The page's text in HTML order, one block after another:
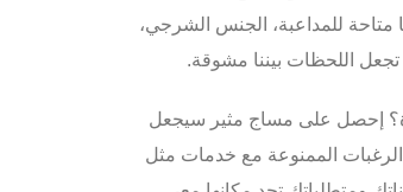
للمداعبة، الجنس الشرجي،
تجعل اللحظات بيننا مشوقة.
؟ إحصل على مساج مثير سيجعل
الرغبات الممنوعة مع خدمات مثل